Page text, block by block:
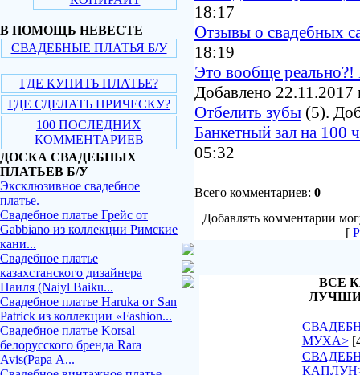
В ПОМОЩЬ НЕВЕСТЕ
СВАДЕБНЫЕ ПЛАТЬЯ Б/У
ГДЕ КУПИТЬ ПЛАТЬЕ?
ГДЕ СДЕЛАТЬ ПРИЧЕСКУ?
100 ПОСЛЕДНИХ
КОММЕНТАРИЕВ
ДОСКА СВАДЕБНЫХ
ПЛАТЬЕВ Б/У
Эксклюзивное свадебное
платье.
Свадебное платье Грейс от
Gabbiano из коллекции Римские
кани...
Свадебное платье
казахстанского дизайнера
Наиля (Naiyl Baiku...
Свадебное платье Haruka от San
Patrick из коллекции «Fashion...
Свадебное платье Korsal
белорусского бренда Rara
Avis(Рара А...
18:17
Отзывы о свадебных
18:19
Это вообще реально?!
Добавлено 22.11.2017
Отбелить зубы (5).
Банкетный зал на 100
05:32
Всего комментариев: 0
Добавлять комментарии
[
ВСЕ
МУХА>